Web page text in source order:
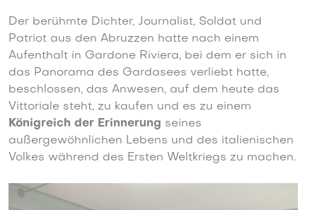
Der berühmte Dichter, Journalist, Soldat und
Patriot aus den Abruzzen hatte nach einem
Aufenthalt in Gardone Riviera, bei dem er sich in
das Panorama des Gardasees verliebt hatte,
beschlossen, das Anwesen, auf dem heute das
Vittoriale steht, zu kaufen und es zu einem
Königreich der Erinnerung seines
außergewöhnlichen Lebens und des italienischen
Volkes während des Ersten Weltkriegs zu machen.